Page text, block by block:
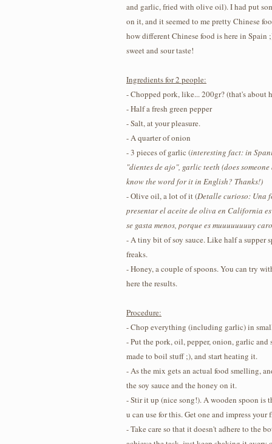
and garlic, fried with olive oil). I had put
on it, and it seemed to me pretty Chinese
how different Chinese food is here in Spain
sweet and sour taste!
Ingredients for 2 people:
- Chopped pork, like... 200gr? (that's about
- Half a fresh green pepper
- Salt, at your pleasure.
- A quarter of onion
- 3 pieces of garlic (interesting fact: in
"dientes de ajo", garlic teeth (does
know the word for it in English? Thanks!)
- Olive oil, a lot of it (Detalle curioso: Una
presentar el aceite de oliva en California
se gasta menos, porque es muuuuuuuuy caro
- A tiny bit of soy sauce. Like half a supper
freaks.
- Honey, a couple of spoons. You can try
here the results.
Procedure:
- Chop everything (including garlic) in
- Put the pork, oil, pepper, onion, garlic
made to boil stuff ;), and start heating it.
- As the mix gets an actual food smelling,
the soy sauce and the honey on it.
- Stir it up (nice song!). A wooden spoon is
u can use for this. Get one and impress your
- Take care so that it doesn't adhere to the